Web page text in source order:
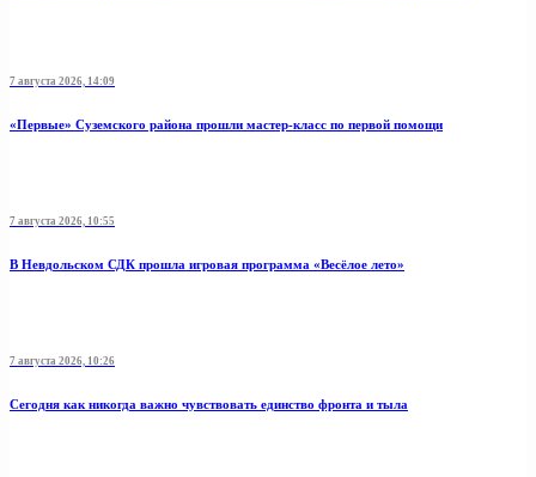
7 августа 2026, 14:09
«Первые» Суземского района прошли мастер-класс по первой помощи
7 августа 2026, 10:55
В Невдольском СДК прошла игровая программа «Весёлое лето»
7 августа 2026, 10:26
Сегодня как никогда важно чувствовать единство фронта и тыла